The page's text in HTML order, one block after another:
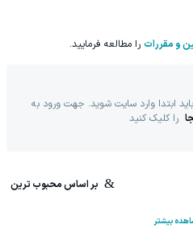
و مقررات را مطالعه فرمایید.
ابتدا وارد سایت شوید. جهت ورود به
را کلیک کنید
بر اساس محبوب ترین
بیشتر